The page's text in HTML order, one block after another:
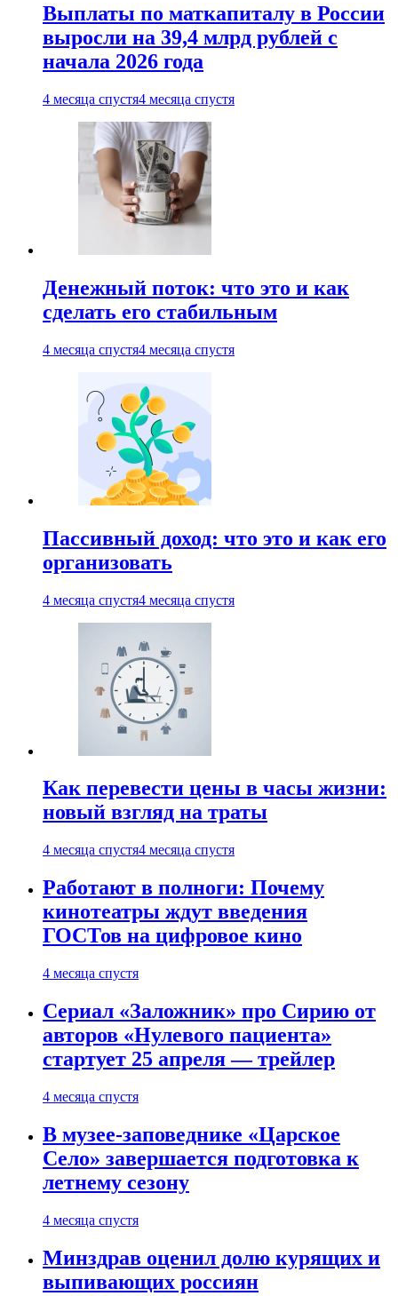
Выплаты по маткапиталу в России
выросли на 39,4 млрд рублей с
начала 2026 года
4 месяца спустя4 месяца спустя
Денежный поток: что это и как
сделать его стабильным
4 месяца спустя4 месяца спустя
Пассивный доход: что это и как его
организовать
4 месяца спустя4 месяца спустя
Как перевести цены в часы жизни:
новый взгляд на траты
4 месяца спустя4 месяца спустя
Работают в полноги: Почему
кинотеатры ждут введения
ГОСТов на цифровое кино
4 месяца спустя
Сериал «Заложник» про Сирию от
авторов «Нулевого пациента»
стартует 25 апреля — трейлер
4 месяца спустя
В музее-заповеднике «Царское
Село» завершается подготовка к
летнему сезону
4 месяца спустя
Минздрав оценил долю курящих и
выпивающих россиян